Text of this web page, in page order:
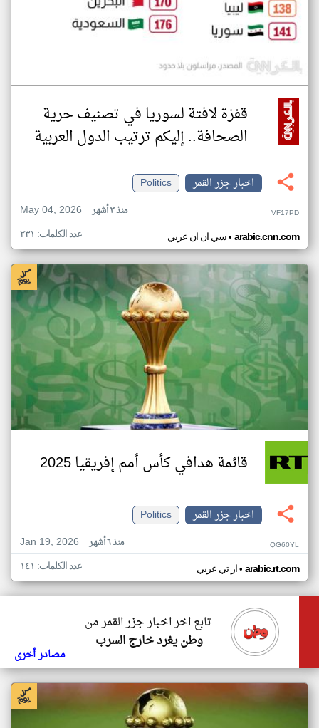
قفزة لافتة لسوريا في تصنيف حرية
الصحافة.. إليكم ترتيب الدول العربية
اخبار جزر القمر
Politics
May 04, 2026
منذ ٣ أشهر VF17PD
سي ان ان عربي• arabic.cnn.com عدد الكلمات: ٢٣١
قائمة هدافي كأس أمم إفريقيا 2025
اخبار جزر القمر
Politics
Jan 19, 2026
منذ ٦ أشهر QG60YL
ار تي عربي• arabic.rt.com عدد الكلمات: ١٤١
تابع اخر اخبار جزر القمر من
وطن يغرد خارج السرب
مصادر أخرى